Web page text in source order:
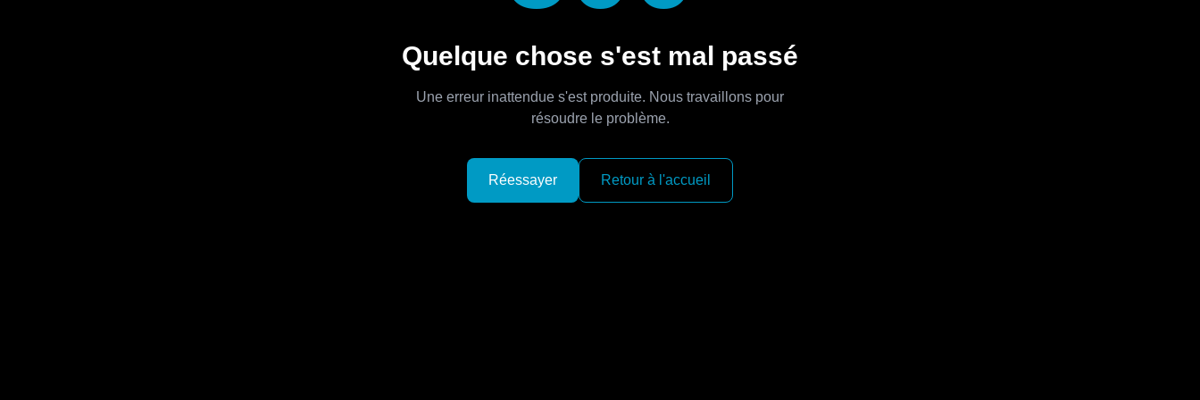
Quelque chose s'est mal passé
Une erreur inattendue s'est produite. Nous travaillons pour
résoudre le problème.
Réessayer Retour à l'accueil